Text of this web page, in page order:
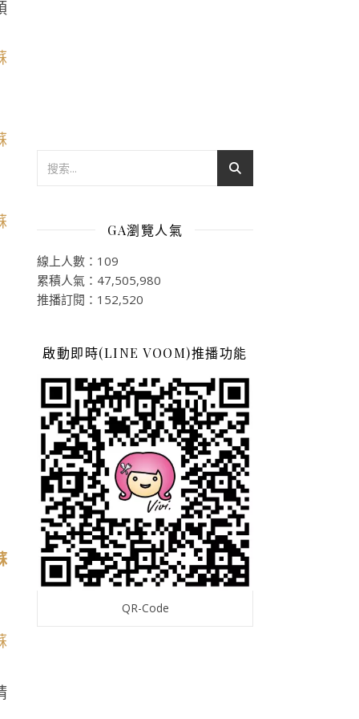
GA瀏覽人氣
線上人數：109
累積人氣：47,505,980
推播訂閱：152,520
啟動即時(LINE VOOM)推播功能
QR-Code